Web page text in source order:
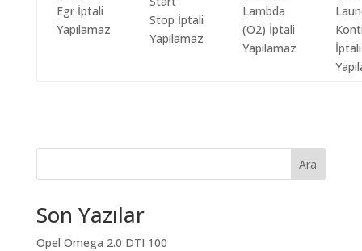
Egr İptali
Yapılamaz
Stop İptali
Yapılamaz
Lambda
(O2) İptali
Yapılamaz
İptali
Ara
Son Yazılar
Opel Omega 2.0 DTI 100